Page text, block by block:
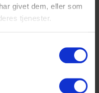
givet dem, eller som
tjenester.
gode
salg,